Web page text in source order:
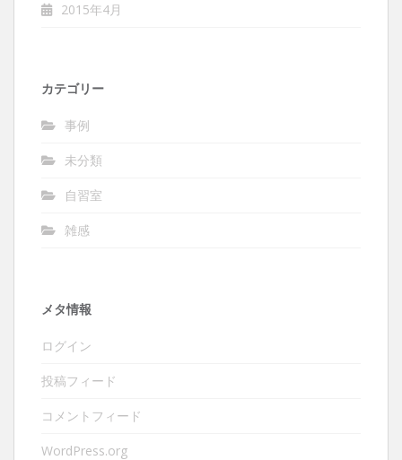
2015年4月
カテゴリー
事例
未分類
自習室
雑感
メタ情報
ログイン
投稿フィード
コメントフィード
WordPress.org